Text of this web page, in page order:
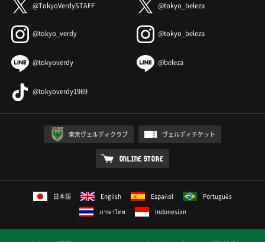
@TokyoVerdySTAFF @tokyo_beleza
@tokyo_verdy @tokyo_beleza
@tokyoverdy @beleza
@tokyoverdy1969
東京ヴェルディクラブ ヴェルディチケット
ONLINE STORE
日本語 English Español
Português
ภาษาไทย
Indonesian